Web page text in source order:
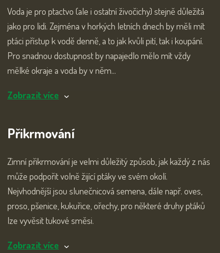
Voda je pro ptactvo (ale i ostatní živočichy) stejně důležitá
jako pro lidi. Zejména v horkých letních dnech by měli mít
ptáci přístup k vodě denně, a to jak kvůli pití, tak i koupání.
Pro snadnou dostupnost by napajedlo mělo mít vždy
mělké okraje a voda by v něm...
Zobrazit více
Přikrmování
Zimní přikrmování je velmi důležitý způsob, jak každý z nás
může podpořit volně žijící ptáky ve svém okolí.
Nejvhodnější jsou slunečnicová semena, dále např. oves,
proso, pšenice, kukuřice, ořechy, pro některé druhy ptáků
lze vyvěsit tukové směsi.
Zobrazit více